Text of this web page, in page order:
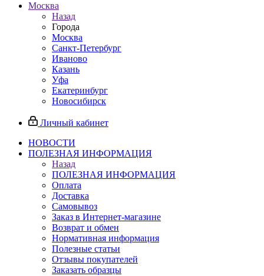
Москва
Назад
Города
Москва
Санкт-Петербург
Иваново
Казань
Уфа
Екатеринбург
Новосибирск
Личный кабинет
НОВОСТИ
ПОЛЕЗНАЯ ИНФОРМАЦИЯ
Назад
ПОЛЕЗНАЯ ИНФОРМАЦИЯ
Оплата
Доставка
Самовывоз
Заказ в Интернет-магазине
Возврат и обмен
Нормативная информация
Полезные статьи
Отзывы покупателей
Заказать образцы